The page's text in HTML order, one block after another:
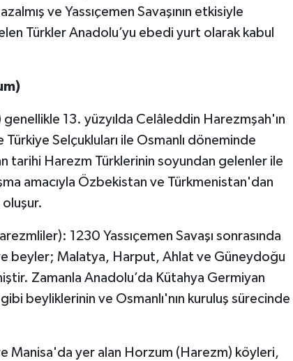
ve Yassıçemen Savaşının etkisiyle
Türkler Anadolu’yu ebedi yurt olarak kabul
13. yüzyılda Celâleddin Harezmşah'ın
Selçukluları ile Osmanlı döneminde
tarihi Harezm Türklerinin soyundan gelenler ile
amacıyla Özbekistan ve Türkmenistan'dan
1230 Yassıçemen Savaşı sonrasında
beyler; Malatya, Harput, Ahlat ve Güneydoğu
Zamanla Anadolu’da Kütahya Germiyan
beyliklerinin ve Osmanlı'nın kuruluş sürecinde
Manisa'da yer alan Horzum (Harezm) köyleri,